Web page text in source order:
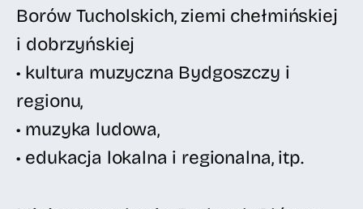
Borów Tucholskich, ziemi chełmińskiej
i dobrzyńskiej
• kultura muzyczna Bydgoszczy i
regionu,
• muzyka ludowa,
• edukacja lokalna i regionalna, itp.